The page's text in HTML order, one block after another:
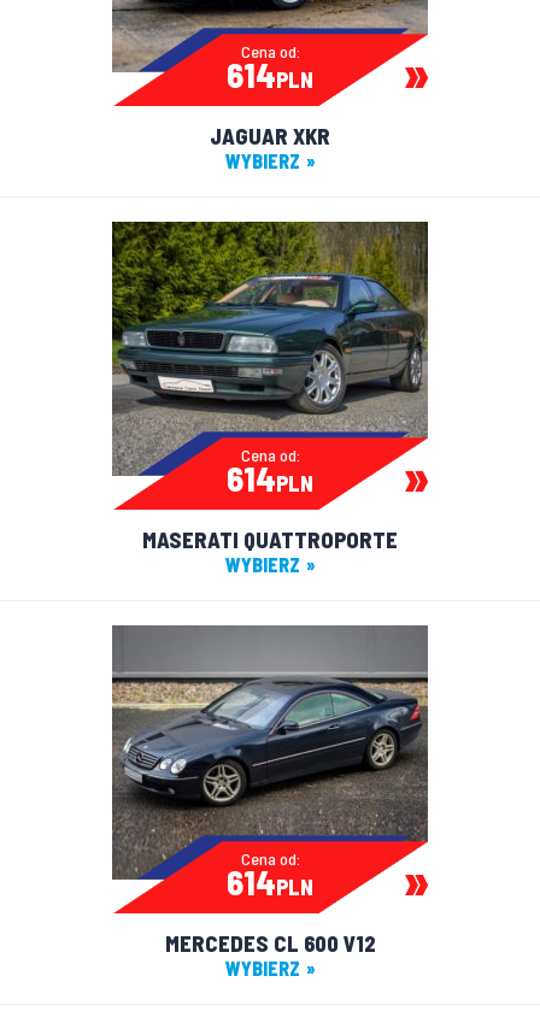
Cena od:
614PLN
JAGUAR XKR
WYBIERZ
Cena od:
614PLN
MASERATI QUATTROPORTE
WYBIERZ
Cena od:
614PLN
MERCEDES CL 600 V12
WYBIERZ